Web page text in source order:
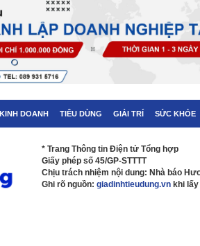
KINH DOANH TIÊU DÙNG GIẢI TRÍ SỨC KHỎE
* Trang Thông tin Điện tử Tổng hợp
Giấy phép số 45/GP-STTTT
Chịu trách nhiệm nội dung: Nhà báo
Ghi rõ nguồn: giadinhtieudung.vn khi